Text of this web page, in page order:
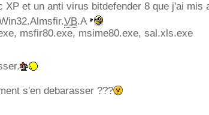
XP et un anti virus bitdefender 8 que j'ai mis
VB.A
msfir80.exe, msime80.exe, sal.xls.exe
s'en debarasser ???